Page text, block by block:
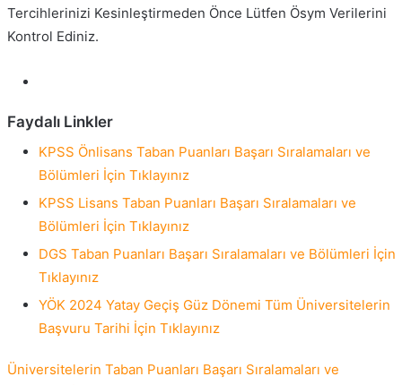
Tercihlerinizi Kesinleştirmeden Önce Lütfen Ösym Verilerini
Kontrol Ediniz.
Faydalı Linkler
KPSS Önlisans Taban Puanları Başarı Sıralamaları ve
Bölümleri İçin Tıklayınız
KPSS Lisans Taban Puanları Başarı Sıralamaları ve
Bölümleri İçin Tıklayınız
DGS Taban Puanları Başarı Sıralamaları ve Bölümleri İçin
Tıklayınız
YÖK 2024 Yatay Geçiş Güz Dönemi Tüm Üniversitelerin
Başvuru Tarihi İçin Tıklayınız
Üniversitelerin Taban Puanları Başarı Sıralamaları ve